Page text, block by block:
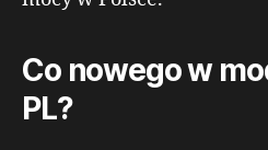
Co nowego w
PL?